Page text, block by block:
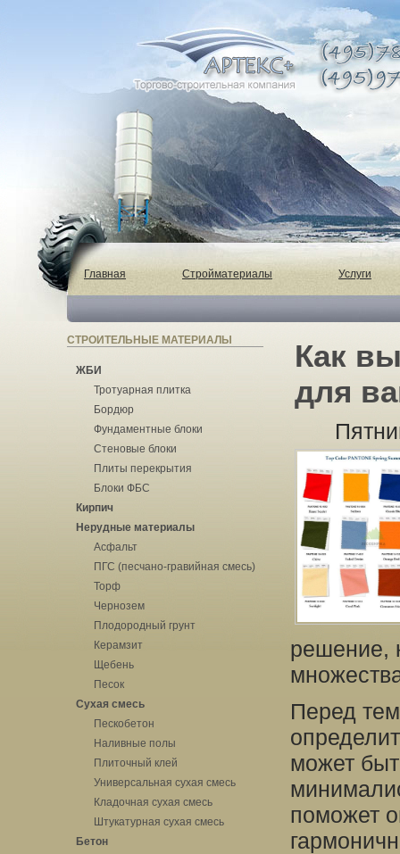
Главная Стройматериалы Услуги
СТРОИТЕЛЬНЫЕ МАТЕРИАЛЫ
ЖБИ
Тротуарная плитка
Бордюр
Фундаментные блоки
Стеновые блоки
Плиты перекрытия
Блоки ФБС
Кирпич
Нерудные материалы
Асфальт
ПГС (песчано-гравийная смесь)
Торф
Чернозем
Плодородный грунт
Керамзит
Щебень
Песок
Сухая смесь
Пескобетон
Наливные полы
Плиточный клей
Универсальная сухая смесь
Кладочная сухая смесь
Штукатурная сухая смесь
Бетон
Как
для
решение,
Перед
может
поможет